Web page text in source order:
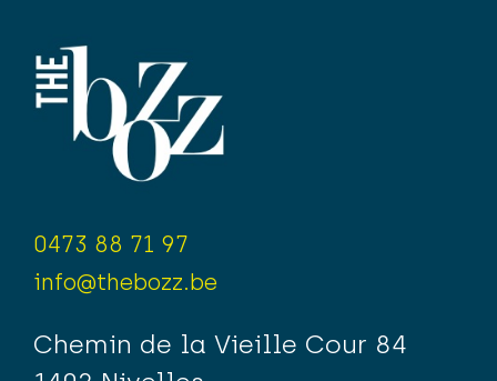
0473 88 71 97
info@thebozz.be
Chemin de la Vieille Cour 84